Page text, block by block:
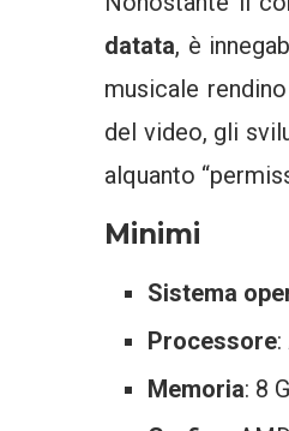
datata, è
musicale
del video, gli
alquanto
Minimi
Sistema
Processore
Memoria: 8